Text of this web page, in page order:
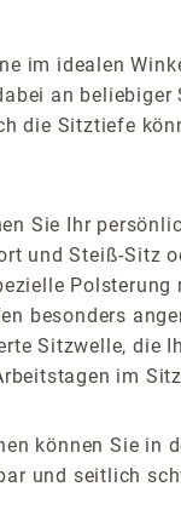
im idealen
an
Sitztiefe
Sie Ihr
und Steiß-Sitz
besonders
Sitzwelle, die
im
können Sie
und seitlich